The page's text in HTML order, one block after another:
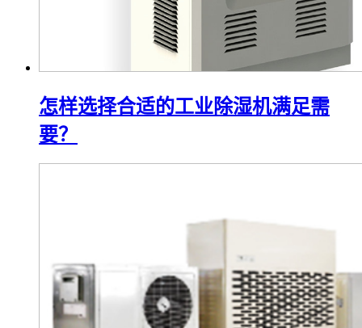
怎样选择合适的工业除湿机满足需
要？